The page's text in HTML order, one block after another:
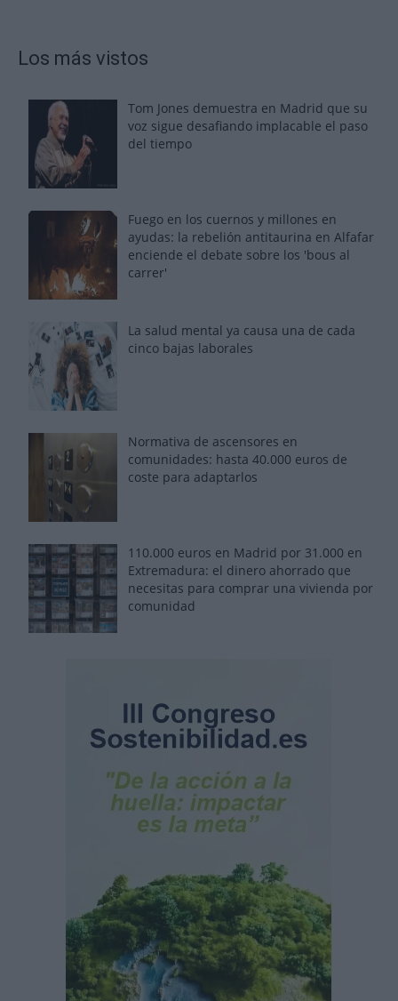
Los más vistos
Tom Jones demuestra en Madrid que su
voz sigue desafiando implacable el paso
del tiempo
Fuego en los cuernos y millones en
ayudas: la rebelión antitaurina en Alfafar
enciende el debate sobre los 'bous al
carrer'
La salud mental ya causa una de cada
cinco bajas laborales
Normativa de ascensores en
comunidades: hasta 40.000 euros de
coste para adaptarlos
110.000 euros en Madrid por 31.000 en
Extremadura: el dinero ahorrado que
necesitas para comprar una vivienda por
comunidad